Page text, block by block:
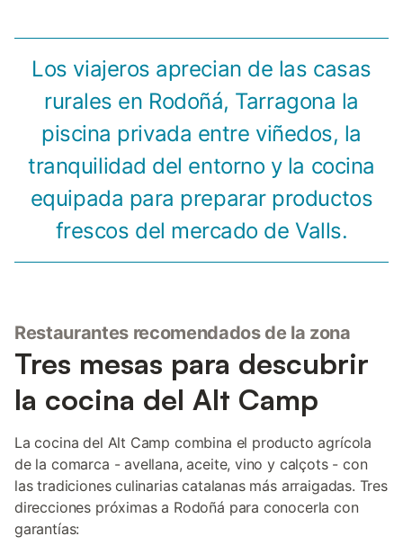
Los viajeros aprecian de las casas
rurales en Rodoñá, Tarragona la
piscina privada entre viñedos, la
tranquilidad del entorno y la cocina
equipada para preparar productos
frescos del mercado de Valls.
Restaurantes recomendados de la zona
Tres mesas para descubrir
la cocina del Alt Camp
La cocina del Alt Camp combina el producto agrícola
de la comarca - avellana, aceite, vino y calçots - con
las tradiciones culinarias catalanas más arraigadas. Tres
direcciones próximas a Rodoñá para conocerla con
garantías: